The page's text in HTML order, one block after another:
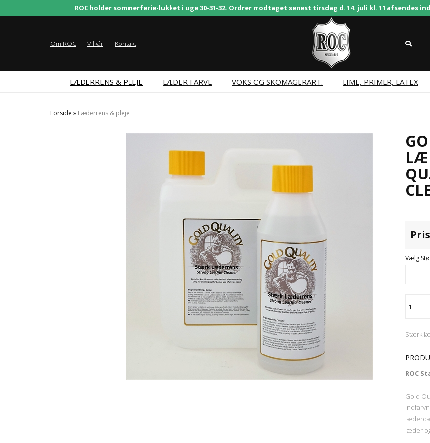
ROC holder sommerferie-lukket i uge 30-31-32. Ordrer modtaget senest tirsdag d. 14. juli kl. 11 afsendes
Om ROC Vilkår Kontakt
LÆDERRENS & PLEJE LÆDER FARVE VOKS OG SKOMAGERART. LIME, PRIMER, LATEX
Forside » Læderrens & pleje
Vælg
Stærk
ROC
Gold
læder